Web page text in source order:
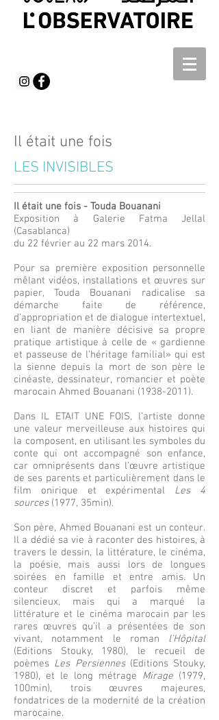
Il était une fois
LES INVISIBLES
Il était une fois - Touda Bouanani
Exposition à Galerie Fatma Jellal
(Casablanca)
du 22 février au 22 mars 2014.
Pour sa première exposition personnelle
mêlant vidéos, installations et œuvres sur
papier, Touda Bouanani radicalise sa
démarche faite de référence,
d’appropriation et de dialogue intertextuel,
en liant de manière décisive sa propre
pratique artistique à celle de « gardienne
et passeuse de l’héritage familial» qui est
la sienne depuis la mort de son père le
cinéaste, dessinateur, romancier et poète
marocain Ahmed Bouanani (1938-2011).
Dans IL ETAIT UNE FOIS, l’artiste donne
une valeur merveilleuse aux histoires qui
la composent, en utilisant les symboles du
conte qui ont accompagné son enfance,
car omniprésents dans l’œuvre artistique
de ses parents et particulièrement dans le
film onirique et expérimental Les 4
sources(1977, 35min).
Son père, Ahmed Bouanani est un conteur.
Il a dédié sa vie à raconter des histoires, à
travers le dessin, la littérature, le cinéma,
la poésie, mais aussi lors de longues
soirées en famille et entre amis. Un
conteur discret et parfois même
silencieux, mais qui a marqué la
littérature et le cinéma marocain par les
rares œuvres qu’il a présentées de son
vivant, notamment le roman l’Hôpital
(Editions Stouky, 1980), le recueil de
poèmes Les Persiennes(Editions Stouky,
1980), et le long métrage Mirage (1979,
100min), trois œuvres majeures,
fondatrices de la modernité de la création
marocaine.